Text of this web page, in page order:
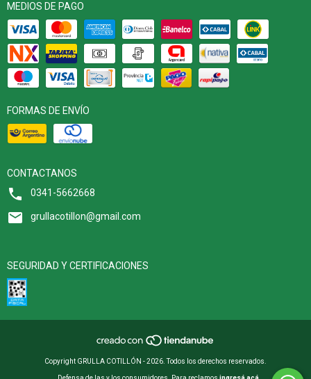
MEDIOS DE PAGO
FORMAS DE ENVÍO
CONTACTANOS
0341-5662668
grullacotillon@gmail.com
SEGURIDAD Y CERTIFICACIONES
Copyright GRULLA COTILLÓN - 2026. Todos los derechos reservados.